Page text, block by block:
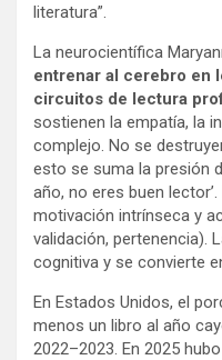
literatura”.
La neurocientífica
entrenar al cerebro en
circuitos de lectura
sostienen la empatía, la
complejo. No se
esto se suma la presión
año, no eres buen
motivación intrínseca y
validación, pertenencia).
cognitiva y se convierte
En Estados Unidos, el
menos un libro al año
2022–2023. En 2025